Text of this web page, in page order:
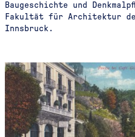
Baugeschichte und
Fakultät für Architektur
Innsbruck.